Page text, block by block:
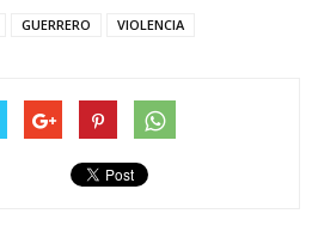
GUERRERO VIOLENCIA